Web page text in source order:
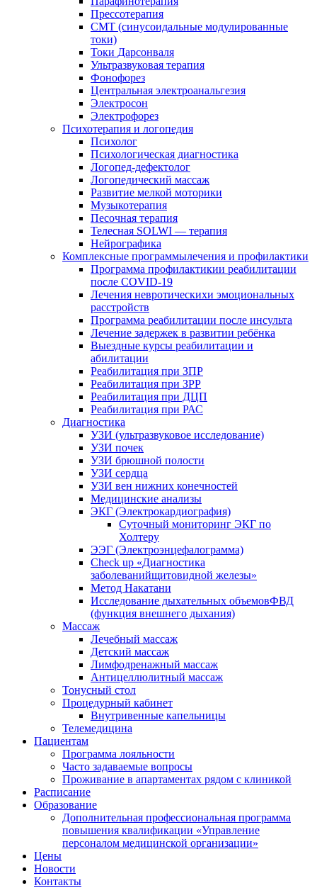
Прессотерапия
СМТ (синусоидальные модулированные
токи)
Токи Дарсонваля
Ультразвуковая терапия
Фонофорез
Центральная электроанальгезия
Электросон
Электрофорез
Психотерапия и логопедия
Психолог
Психологическая диагностика
Логопед-дефектолог
Логопедический массаж
Развитие мелкой моторики
Музыкотерапия
Песочная терапия
Телесная SOLWI — терапия
Нейрографика
Комплексные программылечения и профилактики
Программа профилактикии реабилитации
после COVID-19
Лечения невротическихи эмоциональных
расстройств
Программа реабилитации после инсульта
Лечение задержек в развитии ребёнка
Выездные курсы реабилитации и
абилитации
Реабилитация при ЗПР
Реабилитация при ЗРР
Реабилитация при ДЦП
Реабилитация при РАС
Диагностика
УЗИ (ультразвуковое исследование)
УЗИ почек
УЗИ брюшной полости
УЗИ сердца
УЗИ вен нижних конечностей
Медицинские анализы
ЭКГ (Электрокардиография)
Cуточный мониторинг ЭКГ по
Холтеру
ЭЭГ (Электроэнце­фало­грамма)
Check up «Диагностика
заболеванийщитовидной железы»
Метод Накатани
Исследование дыхательных объемовФВД
(функция внешнего дыхания)
Массаж
Лечебный массаж
Детский массаж
Лимфодренажный массаж
Антицеллюлитный массаж
Тонусный стол
Процедурный кабинет
Внутривенные капельницы
Телемедицина
Пациентам
Программа лояльности
Часто задаваемые вопросы
Проживание в апартаментах рядом с клиникой
Расписание
Образование
Дополнительная профессиональная программа
повышения квалификации «Управление
персоналом медицинской организации»
Цены
Новости
Контакты